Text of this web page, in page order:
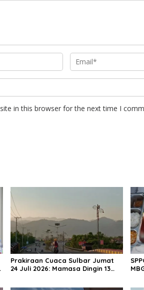
in this browser for the next time I
Prakiraan Cuaca Sulbar Jumat
24 Juli 2026: Mamasa Dingin 13